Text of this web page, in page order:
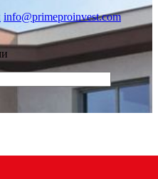
info@primeproinvest.com